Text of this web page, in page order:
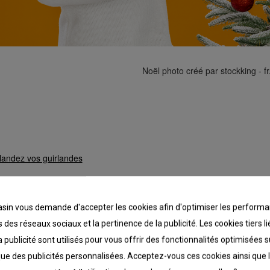
Noël photo créé par stockking -
vos guirlandes
soient classiques, de perles ou lumineuses,
Vous éviterez ainsi de les casser. Les
sans risque. Les ranger directement dans une
préserve l’éclat de leurs couleurs.
vous demande d'accepter les cookies afin d'optimiser les
réseaux sociaux et la pertinence de la publicité. Les cookies tiers
publicité sont utilisés pour vous offrir des fonctionnalités optimisées
des publicités personnalisées. Acceptez-vous ces cookies ainsi que